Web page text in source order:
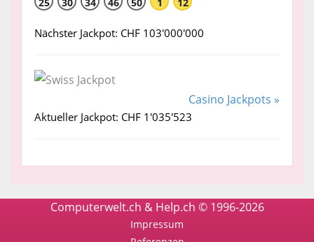
Nächster Jackpot: CHF 103'000'000
Casino Jackpots »
Aktueller Jackpot: CHF 1'035'523
Computerwelt.ch & Help.ch © 1996-2026
Impressum